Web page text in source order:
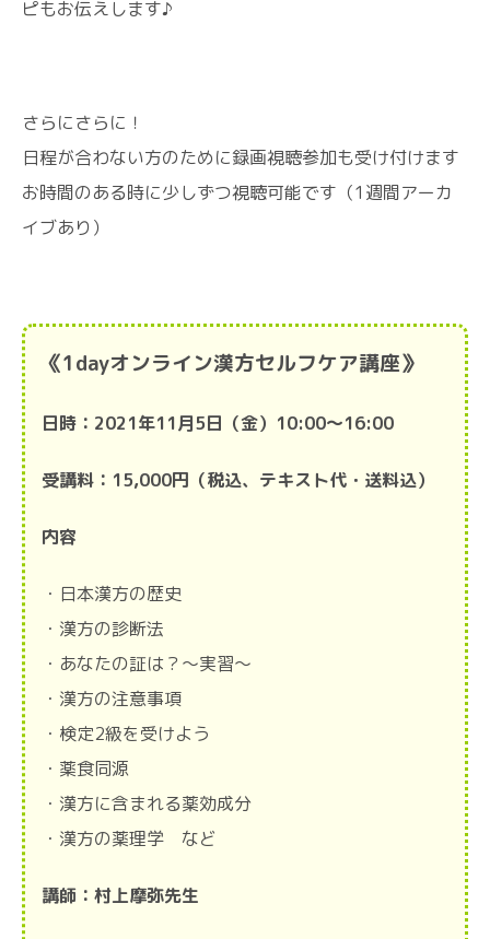
ピもお伝えします♪
さらにさらに！
日程が合わない方のために録画視聴参加も受け付けます
お時間のある時に少しずつ視聴可能です（1週間アーカ
イブあり）
《1dayオンライン漢方セルフケア講座》
日時：2021年11月5日（金）10:00～16:00
受講料：15,000円（税込、テキスト代・送料込）
内容
・日本漢方の歴史
・漢方の診断法
・あなたの証は？～実習～
・漢方の注意事項
・検定2級を受けよう
・薬食同源
・漢方に含まれる薬効成分
・漢方の薬理学 など
講師：村上摩弥先生